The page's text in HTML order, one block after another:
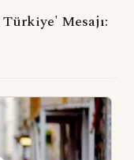
Mesajı: